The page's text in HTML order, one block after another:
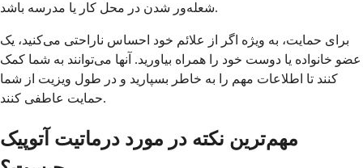
شعله‌ور شدن در محل کار یا مدرسه باشد.
برای حمایت، به ویژه اگر از علائم خود احساس ناراحتی می‌کنید، یک
عضو خانواده یا دوست خود را همراه بیاورید. آنها می‌توانند به شما کمک
کنند تا اطلاعات مهم را به خاطر بسپارید و در طول ویزیت از شما
حمایت عاطفی کنند.
مهم‌ترین نکته در مورد درماتیت آتوپیک